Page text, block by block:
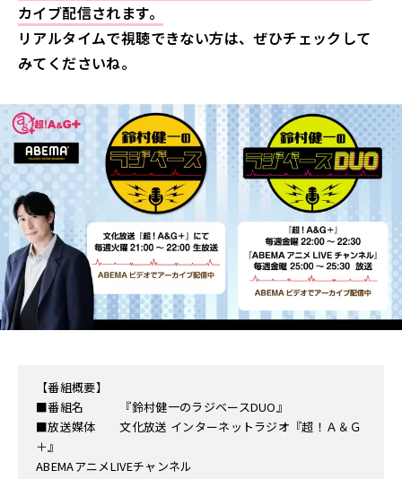
カイブ配信されます。
リアルタイムで視聴できない方は、ぜひチェックして
みてくださいね。
【番組概要】
■番組名 『鈴村健一のラジベースDUO』
■放送媒体 文化放送 インターネットラジオ『超！Ａ＆Ｇ
＋』
ABEMAアニメLIVEチャンネル